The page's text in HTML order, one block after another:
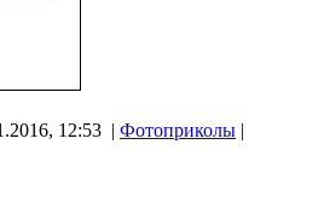
12:53 | Фотоприколы |